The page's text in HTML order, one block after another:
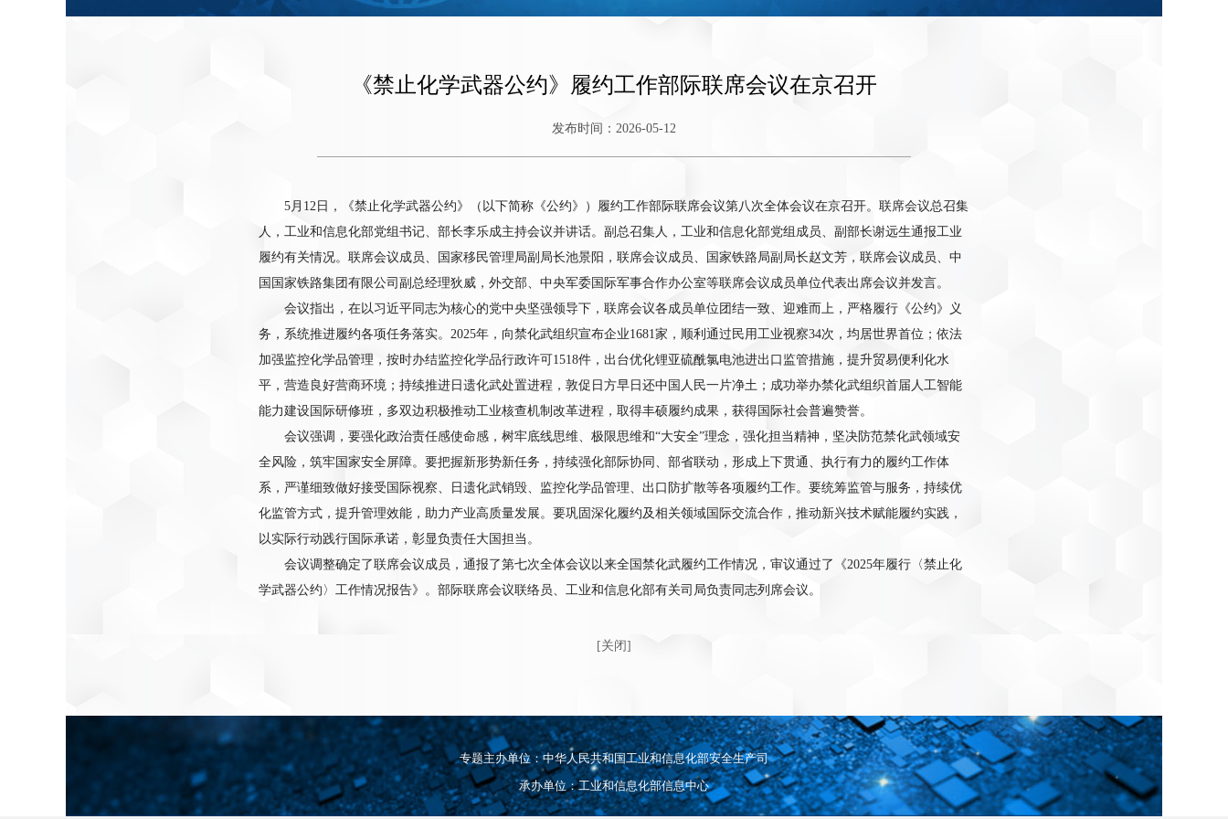
《禁止化学武器公约》履约工作部际联席会议在京召开
发布时间：2026-05-12
5月12日，《禁止化学武器公约》（以下简称《公约》）履约工作部际联席会议第八次全体会议在京召开。联席会议总召集
人，工业和信息化部党组书记、部长李乐成主持会议并讲话。副总召集人，工业和信息化部党组成员、副部长谢远生通报工业
履约有关情况。联席会议成员、国家移民管理局副局长池景阳，联席会议成员、国家铁路局副局长赵文芳，联席会议成员、中
国国家铁路集团有限公司副总经理狄威，外交部、中央军委国际军事合作办公室等联席会议成员单位代表出席会议并发言。
会议指出，在以习近平同志为核心的党中央坚强领导下，联席会议各成员单位团结一致、迎难而上，严格履行《公约》义
务，系统推进履约各项任务落实。2025年，向禁化武组织宣布企业1681家，顺利通过民用工业视察34次，均居世界首位；依法
加强监控化学品管理，按时办结监控化学品行政许可1518件，出台优化锂亚硫酰氯电池进出口监管措施，提升贸易便利化水
平，营造良好营商环境；持续推进日遗化武处置进程，敦促日方早日还中国人民一片净土；成功举办禁化武组织首届人工智能
能力建设国际研修班，多双边积极推动工业核查机制改革进程，取得丰硕履约成果，获得国际社会普遍赞誉。
会议强调，要强化政治责任感使命感，树牢底线思维、极限思维和“大安全”理念，强化担当精神，坚决防范禁化武领域安
全风险，筑牢国家安全屏障。要把握新形势新任务，持续强化部际协同、部省联动，形成上下贯通、执行有力的履约工作体
系，严谨细致做好接受国际视察、日遗化武销毁、监控化学品管理、出口防扩散等各项履约工作。要统筹监管与服务，持续优
化监管方式，提升管理效能，助力产业高质量发展。要巩固深化履约及相关领域国际交流合作，推动新兴技术赋能履约实践，
以实际行动践行国际承诺，彰显负责任大国担当。
会议调整确定了联席会议成员，通报了第七次全体会议以来全国禁化武履约工作情况，审议通过了《2025年履行〈禁止化
学武器公约〉工作情况报告》。部际联席会议联络员、工业和信息化部有关司局负责同志列席会议。
[关闭]
专题主办单位：中华人民共和国工业和信息化部安全生产司
承办单位：工业和信息化部信息中心